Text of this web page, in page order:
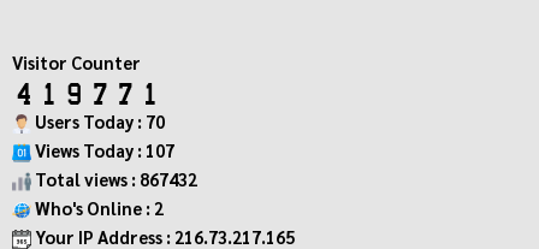
Visitor Counter
Users Today : 70
Views Today : 107
Total views : 867432
Who's Online : 2
Your IP Address : 216.73.217.165